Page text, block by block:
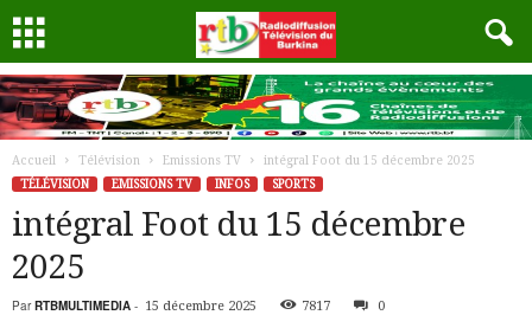
Accueil Télévision Emissions TV
intégral Foot du 15 décembre 2025
TÉLÉVISION
EMISSIONS TV INFOS SPORTS
intégral Foot du 15 décembre
2025
Par RTBMULTIMEDIA - 15 décembre 2025 7817 0